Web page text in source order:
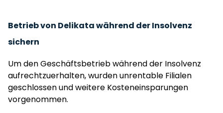
Betrieb von Delikata während der Insolvenz
sichern
Um den Geschäftsbetrieb während der Insolvenz
aufrechtzuerhalten, wurden unrentable Filialen
geschlossen und weitere Kosteneinsparungen
vorgenommen.